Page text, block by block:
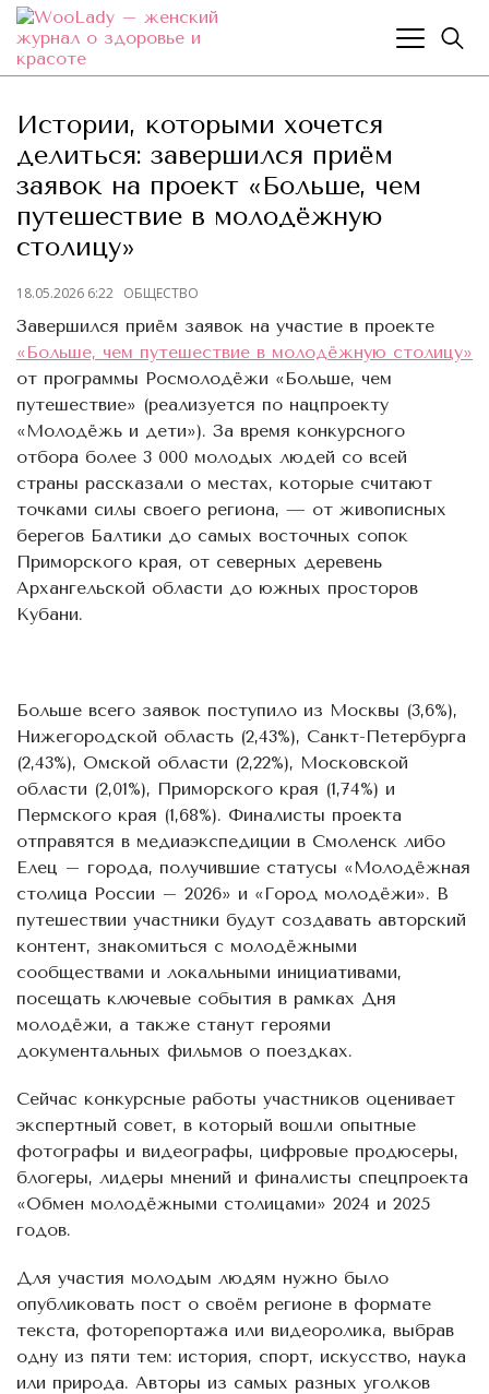
Истории, которыми хочется
делиться: завершился приём
заявок на проект «Больше, чем
путешествие в молодёжную
столицу»
18.05.2026 6:22 ОБЩЕСТВО
Завершился приём заявок на участие в проекте
«Больше, чем путешествие в молодёжную столицу»
от программы Росмолодёжи «Больше, чем
путешествие» (реализуется по нацпроекту
«Молодёжь и дети»). За время конкурсного
отбора более 3 000 молодых людей со всей
страны рассказали о местах, которые считают
точками силы своего региона, — от живописных
берегов Балтики до самых восточных сопок
Приморского края, от северных деревень
Архангельской области до южных просторов
Кубани.
Больше всего заявок поступило из Москвы (3,6%),
Нижегородской область (2,43%), Санкт-Петербурга
(2,43%), Омской области (2,22%), Московской
области (2,01%), Приморского края (1,74%) и
Пермского края (1,68%). Финалисты проекта
отправятся в медиаэкспедиции в Смоленск либо
Елец – города, получившие статусы «Молодёжная
столица России – 2026» и «Город молодёжи». В
путешествии участники будут создавать авторский
контент, знакомиться с молодёжными
сообществами и локальными инициативами,
посещать ключевые события в рамках Дня
молодёжи, а также станут героями
документальных фильмов о поездках.
Сейчас конкурсные работы участников оценивает
экспертный совет, в который вошли опытные
фотографы и видеографы, цифровые продюсеры,
блогеры, лидеры мнений и финалисты спецпроекта
«Обмен молодёжными столицами» 2024 и 2025
годов.
Для участия молодым людям нужно было
опубликовать пост о своём регионе в формате
текста, фоторепортажа или видеоролика, выбрав
одну из пяти тем: история, спорт, искусство, наука
или природа. Авторы из самых разных уголков